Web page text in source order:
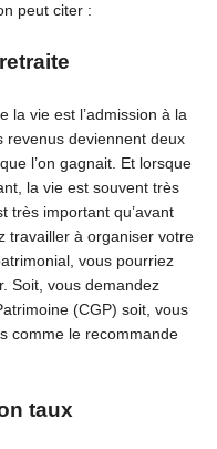
peut citer :
la vie est l’admission à la
revenus deviennent deux
l’on gagnait. Et lorsque
la vie est souvent très
très important qu’avant
travailler à organiser votre
vous pourriez
Soit, vous demandez
(CGP) soit, vous
comme le recommande
taux